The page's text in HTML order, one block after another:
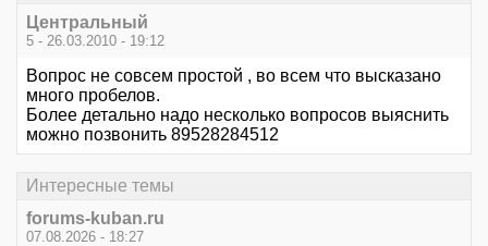
Центральный
5 - 26.03.2010 - 19:12
Вопрос не совсем простой , во всем что высказано
много пробелов.
Более детально надо несколько вопросов выяснить
можно позвонить 89528284512
Интересные темы
forums-kuban.ru
07.08.2026 - 18:27